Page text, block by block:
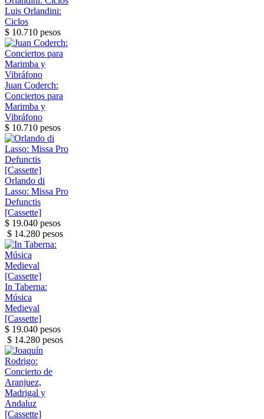
Luis Orlandini:
Ciclos
$ 10.710 pesos
Juan Coderch:
Conciertos para
Marimba y
Vibráfono
$ 10.710 pesos
Orlando di
Lasso: Missa Pro
Defunctis
[Cassette]
$ 19.040 pesos
$ 14.280 pesos
In Taberna:
Música
Medieval
[Cassette]
$ 19.040 pesos
$ 14.280 pesos